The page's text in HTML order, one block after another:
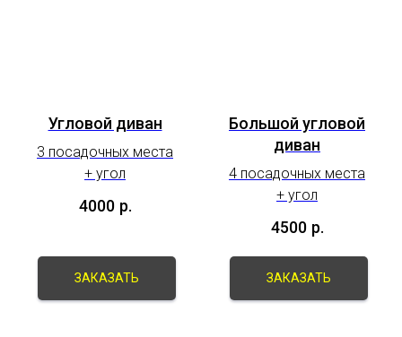
Угловой диван
3 посадочных места
+ угол
4000 р.
ЗАКАЗАТЬ
Большой угловой
диван
4 посадочных места
+ угол
4500 р.
ЗАКАЗАТЬ